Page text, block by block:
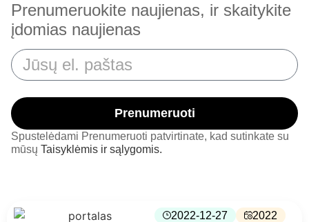
Prenumeruokite naujienas, ir skaitykite
įdomias naujienas
Prenumeruoti
Spustelėdami Prenumeruoti patvirtinate, kad sutinkate su
mūsų Taisyklėmis ir sąlygomis.
2022-12-27 2022